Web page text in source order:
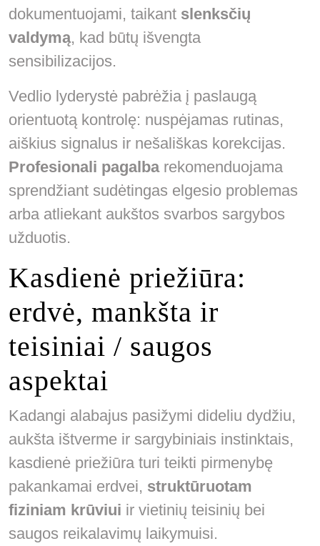
dokumentuojami, taikant slenksčių
valdymą, kad būtų išvengta
sensibilizacijos.
Vedlio lyderystė pabrėžia į paslaugą
orientuotą kontrolę: nuspėjamas rutinas,
aiškius signalus ir nešališkas korekcijas.
Profesionali pagalbarekomenduojama
sprendžiant sudėtingas elgesio problemas
arba atliekant aukštos svarbos sargybos
užduotis.
Kasdienė priežiūra:
erdvė, mankšta ir
teisiniai / saugos
aspektai
Kadangi alabajus pasižymi dideliu dydžiu,
aukšta ištverme ir sargybiniais instinktais,
kasdienė priežiūra turi teikti pirmenybę
pakankamai erdvei, struktūruotam
fiziniam krūviui ir vietinių teisinių bei
saugos reikalavimų laikymuisi.